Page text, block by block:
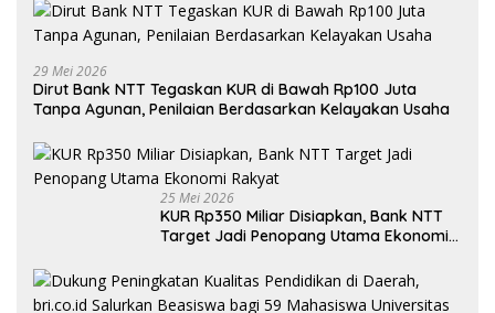
29 Mei 2026
Dirut Bank NTT Tegaskan KUR di Bawah Rp100 Juta
Tanpa Agunan, Penilaian Berdasarkan Kelayakan Usaha
25 Mei 2026
KUR Rp350 Miliar Disiapkan, Bank NTT
Target Jadi Penopang Utama Ekonomi